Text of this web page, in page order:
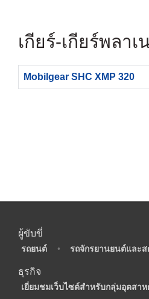
เกียร์- เกียร์พลาเ
Mobilgear SHC XMP 320
ผู้ขับขี่
รถยนต์ • รถจักรยานยนต์และส
ธุรกิจ
เยี่ยมชมเว็บไซต์สำหรับกลุ่มอุตสาห